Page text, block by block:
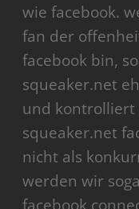
wie facebook.
fan der
facebook bin,
squeaker.net
und kontrolliert
squeaker.net
nicht als
werden wir